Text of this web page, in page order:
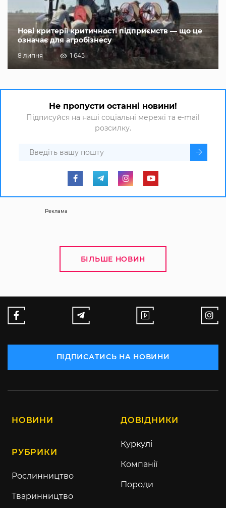
Нові критерії критичності підприємств — що це
означає для агробізнесу
8 липня 1 645
Не пропусти останні новини!
Підписуйся на наші соціальні мережі та e-mail
розсилку.
Реклама
БІЛЬШЕ НОВИН
ПІДПИСАТИСЬ НА НОВИНИ
НОВИНИ
РУБРИКИ
Рослинництво
Тваринництво
ДОВІДНИКИ
Куркулі
Компанії
Породи